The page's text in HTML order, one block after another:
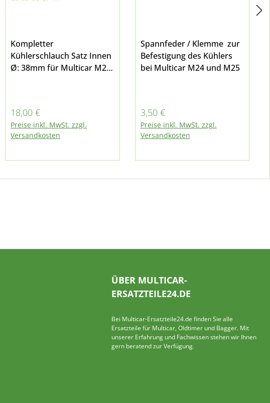
Kompletter
Kühlerschlauch Satz Innen
Ø: 38mm für Multicar M24
Regulärer Preis:
18,00 €
Preise inkl. MwSt. zzgl.
Versandkosten
Spannfeder / Klemme zur
Befestigung des Kühlers
bei Multicar M24 und M25
Regulärer Preis:
3,50 €
Preise inkl. MwSt. zzgl.
Versandkosten
ÜBER MULTICAR-
ERSATZTEILE24.DE
Bei Multicar-Ersatzteile24.de finden Sie alle
Ersatzteile für Multicar, Oldtimer und Bagger. Mit
unserer Erfahrung und Fachwissen stehen wir Ihnen
gern beratend zur Verfügung.